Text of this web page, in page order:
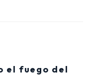
el fuego del